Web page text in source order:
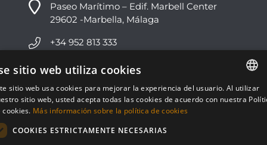
Paseo Marítimo – Edif. Marbell Center
29602 -Marbella, Málaga
+34 952 813 333
info@nvoga.com
C. del Ciervo, 1D
Urbanización Los Monteros
ENGLISH
sitio web utiliza cookies
sitio web usa cookies para mejorar la experiencia del usuario. Al utilizar
sitio web, usted acepta todas las cookies de acuerdo con nuestra
cookies. Más información sobre la política de cookies
COOKIES ESTRICTAMENTE NECESARIAS